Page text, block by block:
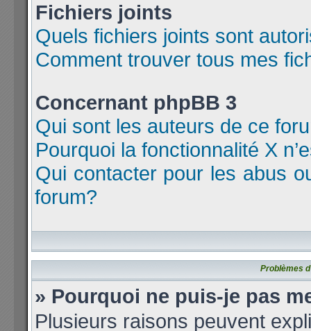
Fichiers joints
Quels fichiers joints sont
Comment trouver tous mes
Concernant phpBB 3
Qui sont les auteurs de ce
Pourquoi la fonctionnalité X
Qui contacter pour les abus
forum?
Problèmes
» Pourquoi ne puis-je pas
Plusieurs raisons peuvent